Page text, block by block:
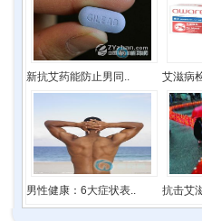
新抗艾药能防止男同.. 艾滋病
男性健康：6大症状表.. 抗击艾